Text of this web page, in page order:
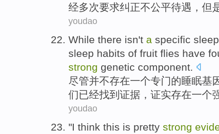
经多次要求纠正不公平待遇 ，但
youdao
While there isn't a specific sleep
sleep habits of fruit flies have
strong genetic component.
尽管并不存在一个专门的睡眠基
们已经找到 证据 ，证实存在一个
youdao
"I think this is pretty strong